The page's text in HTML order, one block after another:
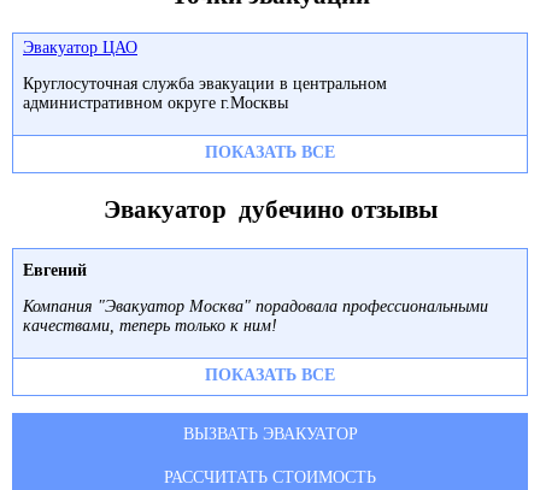
Эвакуатор ЦАО
Круглосуточная служба эвакуации в центральном
административном округе г.Москвы
ПОКАЗАТЬ ВСЕ
Эвакуатор дубечино отзывы
Евгений
Компания "Эвакуатор Москва" порадовала профессиональными
качествами, теперь только к ним!
ПОКАЗАТЬ ВСЕ
ВЫЗВАТЬ ЭВАКУАТОР
РАССЧИТАТЬ СТОИМОСТЬ